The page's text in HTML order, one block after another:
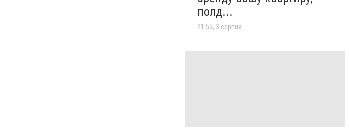
полд...
21:55, 3 серпня